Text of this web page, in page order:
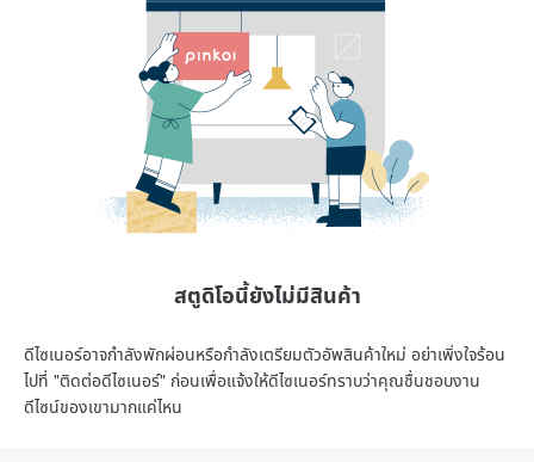
สตูดิโอนี้ยังไม่มีสินค้า
ดีไซเนอร์อาจกำลังพักผ่อนหรือกำลังเตรียมตัวอัพสินค้าใหม่ อย่าเพิ่งใจร้อน
ไปที่ "ติดต่อดีไซเนอร์" ก่อนเพื่อแจ้งให้ดีไซเนอร์ทราบว่าคุณชื่นชอบงาน
ดีไซน์ของเขามากแค่ไหน